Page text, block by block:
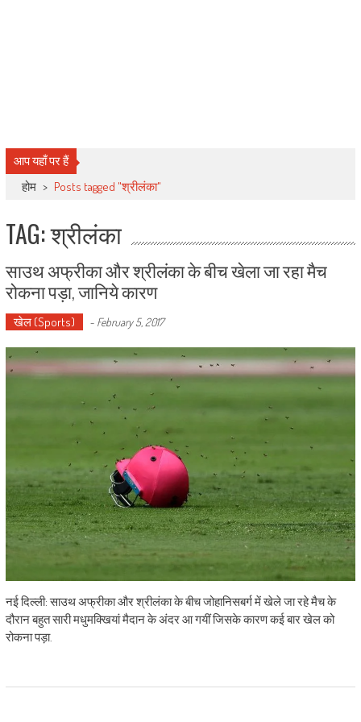
आप यहाँ पर हैं
होम > Posts tagged "श्रीलंका"
TAG: श्रीलंका
साउथ अफ्रीका और श्रीलंका के बीच खेला जा रहा मैच
रोकना पड़ा, जानिये कारण
खेल (Sports) - February 5, 2017
नई दिल्‍ली: साउथ अफ्रीका और श्रीलंका के बीच जोहानिसबर्ग में खेले जा रहे मैच के
दौरान बहुत सारी मधुमक्खियां मैदान के अंदर आ गयीं जिसके कारण कई बार खेल को
रोकना पड़ा.